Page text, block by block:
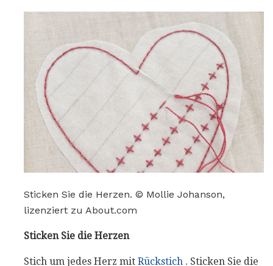
Sticken Sie die Herzen. © Mollie Johanson,
lizenziert zu About.com
Sticken Sie die Herzen
Stich um jedes Herz mit Rückstich . Sticken Sie die